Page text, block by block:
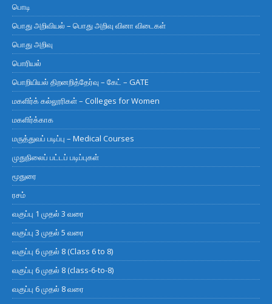
பொடி
பொது அறிவியல் – பொது அறிவு வினா விடைகள்
பொது அறிவு
பொரியல்
பொறியியல் திறனறித்தேர்வு – கேட் – GATE
மகளிர்க் கல்லூரிகள் – Colleges for Women
மகளிர்க்காக
மருத்துவப் படிப்பு – Medical Courses
முதுநிலைப் பட்டப் படிப்புகள்
மூதுரை
ரசம்
வகுப்பு 1 முதல் 3 வரை
வகுப்பு 3 முதல் 5 வரை
வகுப்பு 6 முதல் 8 (Class 6 to 8)
வகுப்பு 6 முதல் 8 (class-6-to-8)
வகுப்பு 6 முதல் 8 வரை